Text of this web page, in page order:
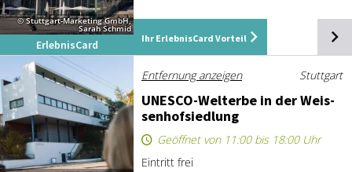
© Stuttgart-Marketing GmbH,
Sarah Schmid
ErlebnisCard Ihr ErlebnisCard Vorteil
Entfernung anzeigen Stuttgart
UNESCO-Welt­er­be in der Weis­
sen­hof­sied­lung
Geöffnet von 11:00 bis 18:00 Uhr
Eintritt frei